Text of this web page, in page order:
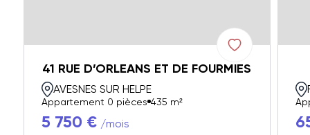
41 RUE D’ORLEANS ET DE FOURMIES
AVESNES SUR HELPE
Appartement 0 pièces 435 m²
5 750 € /mois